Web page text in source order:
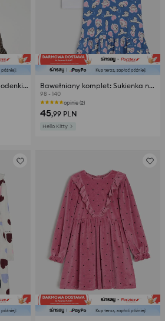
Bawełniane spódniczko-spodenki w kratę Bawełniany komplet: Sukienka na ramiączkach z koszulką Cinnamonroll
98 - 140
opinie (2)
45,99 PLN
Hello Kitty